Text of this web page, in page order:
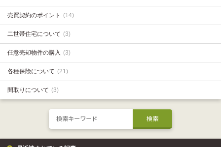
売買契約のポイント (14)
二世帯住宅について (3)
任意売却物件の購入 (3)
各種保険について (21)
間取りについて (3)